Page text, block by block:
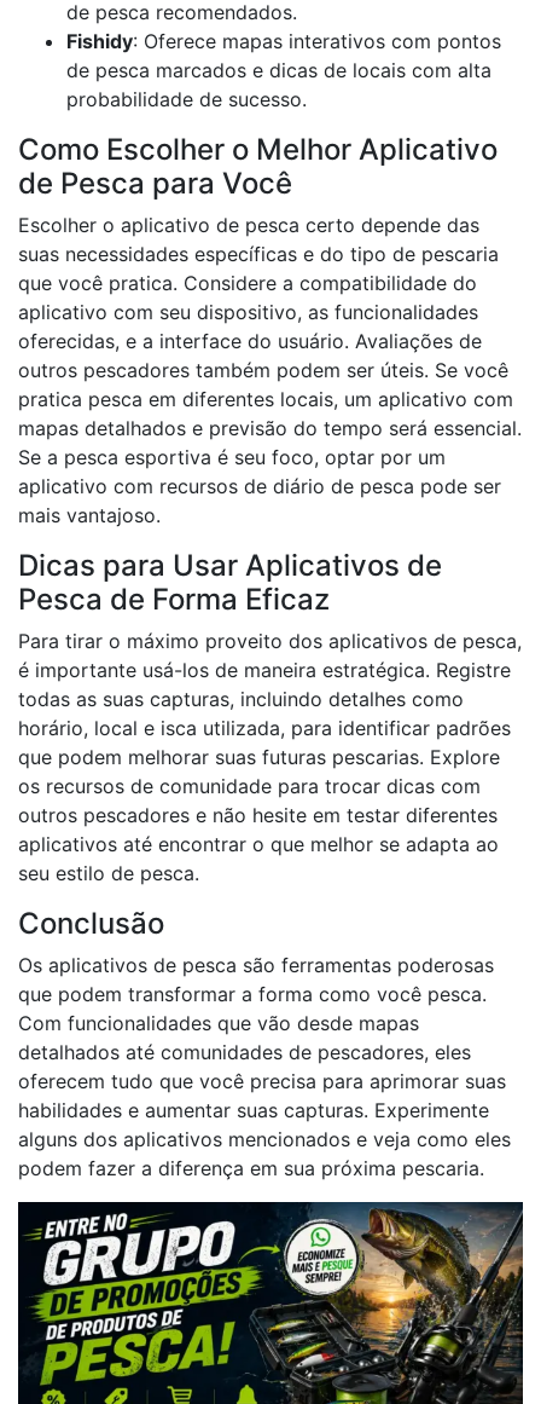
de pesca recomendados.
Fishidy: Oferece mapas interativos com pontos
de pesca marcados e dicas de locais com alta
probabilidade de sucesso.
Como Escolher o Melhor Aplicativo
de Pesca para Você
Escolher o aplicativo de pesca certo depende das
suas necessidades específicas e do tipo de pescaria
que você pratica. Considere a compatibilidade do
aplicativo com seu dispositivo, as funcionalidades
oferecidas, e a interface do usuário. Avaliações de
outros pescadores também podem ser úteis. Se você
pratica pesca em diferentes locais, um aplicativo com
mapas detalhados e previsão do tempo será essencial.
Se a pesca esportiva é seu foco, optar por um
aplicativo com recursos de diário de pesca pode ser
mais vantajoso.
Dicas para Usar Aplicativos de
Pesca de Forma Eficaz
Para tirar o máximo proveito dos aplicativos de pesca,
é importante usá-los de maneira estratégica. Registre
todas as suas capturas, incluindo detalhes como
horário, local e isca utilizada, para identificar padrões
que podem melhorar suas futuras pescarias. Explore
os recursos de comunidade para trocar dicas com
outros pescadores e não hesite em testar diferentes
aplicativos até encontrar o que melhor se adapta ao
seu estilo de pesca.
Conclusão
Os aplicativos de pesca são ferramentas poderosas
que podem transformar a forma como você pesca.
Com funcionalidades que vão desde mapas
detalhados até comunidades de pescadores, eles
oferecem tudo que você precisa para aprimorar suas
habilidades e aumentar suas capturas. Experimente
alguns dos aplicativos mencionados e veja como eles
podem fazer a diferença em sua próxima pescaria.